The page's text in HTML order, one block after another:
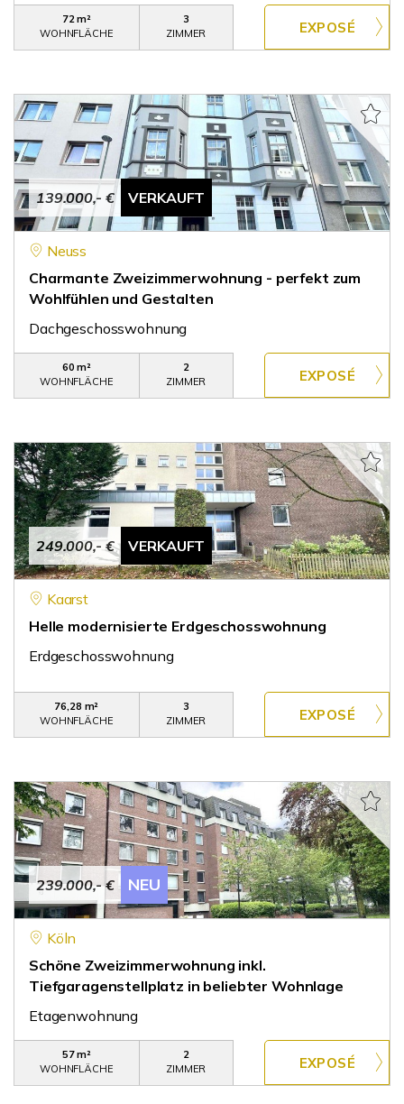
72 m²
WOHNFLÄCHE
3
ZIMMER
139.000,- € VERKAUFT
Neuss
Charmante Zweizimmerwohnung - perfekt zum
Wohlfühlen und Gestalten
Dachgeschosswohnung
60 m²
WOHNFLÄCHE
2
ZIMMER
249.000,- € VERKAUFT
Kaarst
Helle modernisierte Erdgeschosswohnung
Erdgeschosswohnung
76,28 m²
WOHNFLÄCHE
3
ZIMMER
239.000,- € NEU
Köln
Schöne Zweizimmerwohnung inkl.
Tiefgaragenstellplatz in beliebter Wohnlage
Etagenwohnung
57 m²
WOHNFLÄCHE
2
ZIMMER